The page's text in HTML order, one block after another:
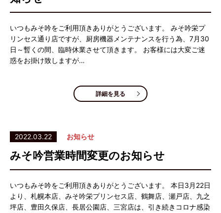
いつもみそ吟をご利用頂きありがとうございます。 みそ吟栄プ
リンセス通り店ですが、厨房機器メンテナンスを行う為、7月30
日～暫くの間、臨時休業させて頂きます。 お客様には大変ご迷
惑をお掛け致しますが…
詳細を見る
2022.03.22 お知らせ
みそ吟営業時間変更のお知らせ
いつもみそ吟をご利用頂きありがとうございます。 本日3月22日
より、札幌本店、みそ吟栄プリンセス店、鶴舞店、瀬戸店、九之
坪店、豊田久保店、長居公園店、三宮店は、引き続きコロナ感染